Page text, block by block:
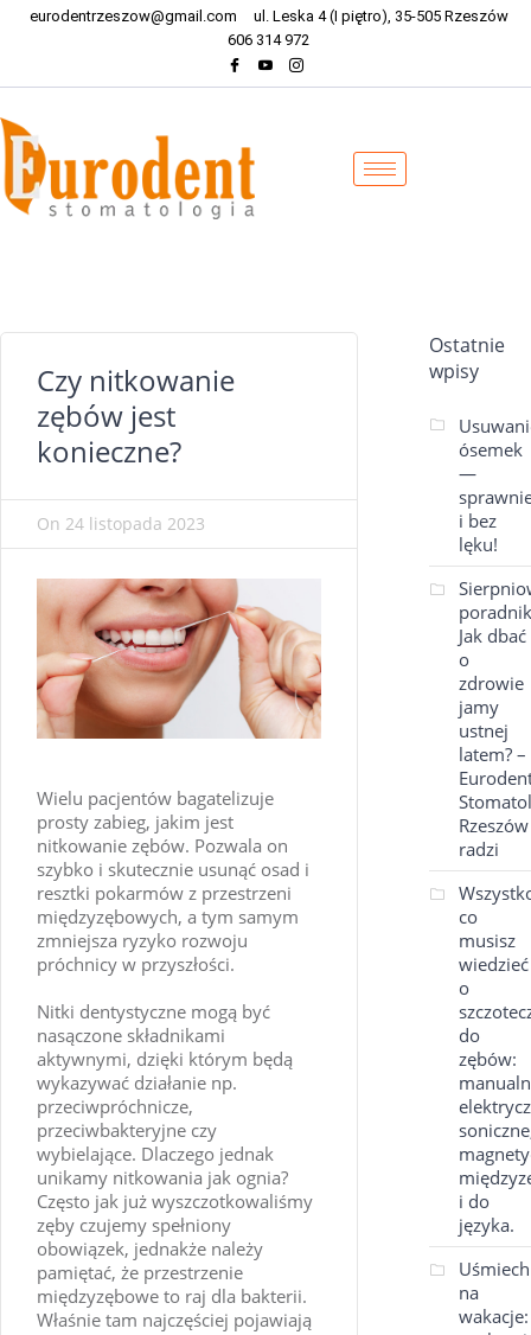
eurodentrzeszow@gmail.com
ul. Leska 4 (I piętro), 35-505 Rzeszów
606 314 972
Czy nitkowanie
zębów jest
konieczne?
On 24 listopada 2023
Wielu pacjentów bagatelizuje
prosty zabieg, jakim jest
nitkowanie zębów. Pozwala on
szybko i skutecznie usunąć osad i
resztki pokarmów z przestrzeni
międzyzębowych, a tym samym
zmniejsza ryzyko rozwoju
próchnicy w przyszłości.
Nitki dentystyczne mogą być
nasączone składnikami
aktywnymi, dzięki którym będą
wykazywać działanie np.
przeciwpróchnicze,
przeciwbakteryjne czy
wybielające. Dlaczego jednak
unikamy nitkowania jak ognia?
Często jak już wyszczotkowaliśmy
zęby czujemy spełniony
obowiązek, jednakże należy
pamiętać, że przestrzenie
międzyzębowe to raj dla bakterii.
Właśnie tam najczęściej pojawiają
Ostatnie
wpisy
ósemek
—
i bez
lęku!
Jak dbać
o
zdrowie
jamy
ustnej
latem? –
Rzeszów
radzi
co
musisz
wiedzieć
o
do
zębów:
i do
języka.
Uśmiech
na
wakacje: